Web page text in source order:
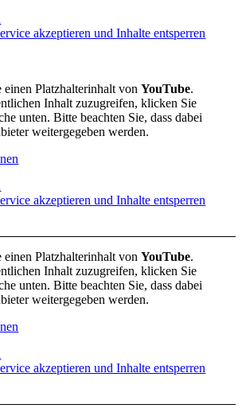
akzeptieren und Inhalte entsperren
einen Platzhalterinhalt vonYouTube.
Inhalt zuzugreifen, klicken Sie
unten. Bitte beachten Sie, dass dabei
weitergegeben werden.
akzeptieren und Inhalte entsperren
einen Platzhalterinhalt vonYouTube.
Inhalt zuzugreifen, klicken Sie
unten. Bitte beachten Sie, dass dabei
weitergegeben werden.
akzeptieren und Inhalte entsperren